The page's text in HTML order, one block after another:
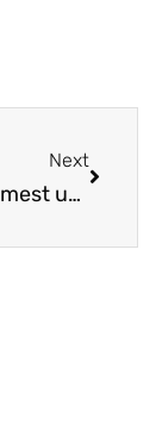
Next
Danmarks mest usædvanlige underholdningssteder